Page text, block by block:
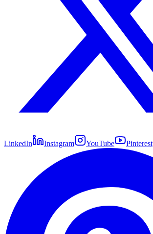
LinkedIn Instagram YouTube Pinterest